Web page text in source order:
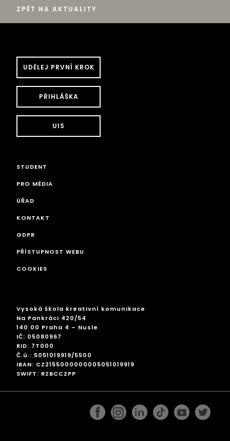
ZPĚT NA AKTUALITY
UDĚLEJ PRVNÍ KROK
PŘIHLÁŠKA
UIS
STUDENT
PRO MÉDIA
ÚŘAD
KONTAKT
GDPR
PŘÍSTUPNOST WEBU
COOKIES
Vysoká škola kreativní komunikace
Na Pankráci 420/54
140 00 Praha 4 – Nusle
IČ: 05080967
RID: 7T000
Č.ú.: 5051019919/5500
IBAN: CZ2155000000005051019919
SWIFT: RZBCCZPP
facebookinstagramlinkedingoogleplus
pinterest
twitter